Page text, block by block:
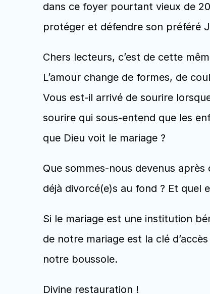
dans ce foyer pourtant vieux de
protéger et défendre son préféré
Chers lecteurs, c’est de cette
L’amour change de formes, de
Vous est-il arrivé de sourire
sourire qui sous-entend que les
que Dieu voit le mariage ?
Que sommes-nous devenus
déjà divorcé(e)s au fond ? Et quel
Si le mariage est une institution
de notre mariage est la clé
notre boussole.
Divine restauration !